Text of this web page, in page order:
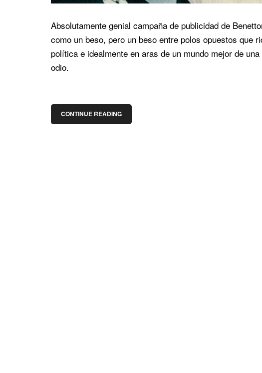
Absolutamente genial campaña de publicidad de
como un beso, pero un beso entre polos opuestos que
política e idealmente en aras de un mundo mejor de
odio.
CONTINUE READING